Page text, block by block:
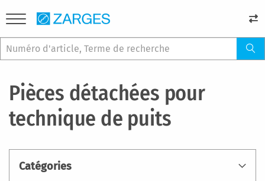
Pièces détachées pour
technique de puits
Catégories